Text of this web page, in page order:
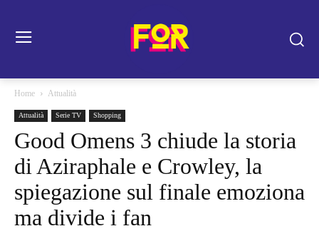
Home Attualità
Attualità Serie TV Shopping
Good Omens 3 chiude la storia
di Aziraphale e Crowley, la
spiegazione sul finale emoziona
ma divide i fan